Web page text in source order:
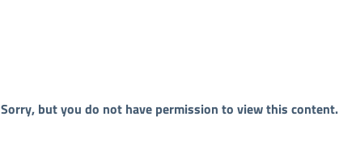
Sorry, but you do not have permission to view this content.